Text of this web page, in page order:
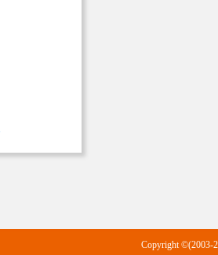
Copyright ©(2003-